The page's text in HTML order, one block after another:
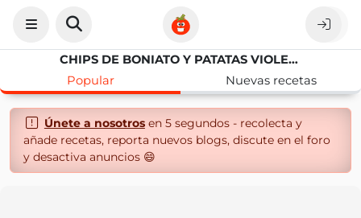
CHIPS DE BONIATO Y PATATAS VIOLETA
Popular
Nuevas recetas
Únete a nosotrosen 5 segundos - recolecta y
añade recetas, reporta nuevos blogs, discute en el foro
y desactiva anuncios 😄